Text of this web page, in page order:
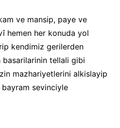
ve mansip, paye ve
hemen her konuda yol
kendimiz gerilerden
tellali gibi
mazhariyetlerini alkislayip
sevinciyle